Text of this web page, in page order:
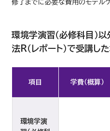
修了までに必要な費用のモデルケ
環境学演習（必修科目）
法R（レポート）で受講し
項目 学費（概算）
環境学演